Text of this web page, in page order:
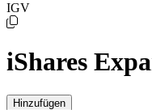
IGV
iShares
Hinzufügen